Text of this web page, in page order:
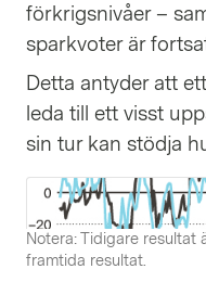
förkrigsnivåer –
sparkvoter är
Detta antyder att
leda till ett visst
sin tur kan stödja
Notera: Tidigare resultat
framtida resultat.